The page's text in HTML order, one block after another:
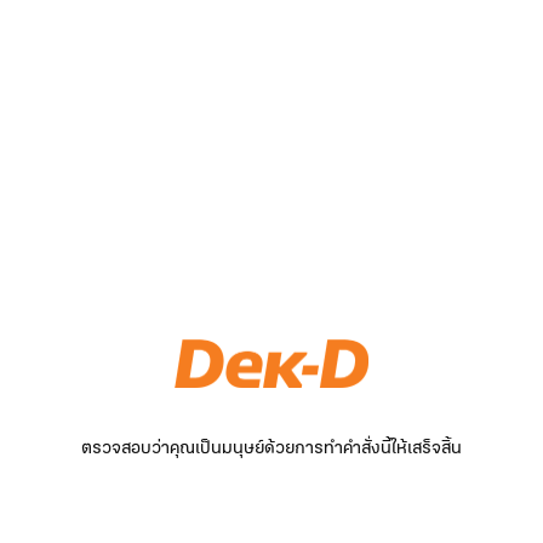
ตรวจสอบว่าคุณเป็นมนุษย์ด้วยการทำคำสั่งนี้ให้เสร็จสิ้น